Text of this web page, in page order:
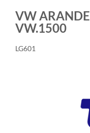
VW
VW.1500
LG601